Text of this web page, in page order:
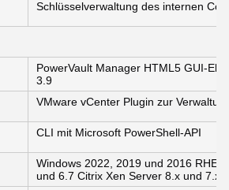
Schlüsselverwaltung des internen
PowerVault Manager HTML5 GUI-
3.9
VMware vCenter Plugin zur
CLI mit Microsoft PowerShell-API
Windows 2022, 2019 und 2016
und 6.7 Citrix Xen Server 8.x und 7.x